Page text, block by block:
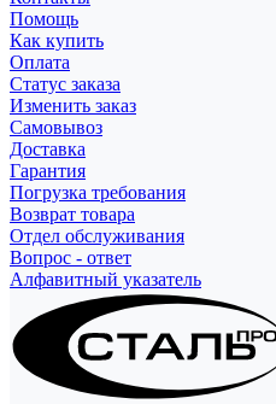
Помощь
Как купить
Оплата
Статус заказа
Изменить заказ
Самовывоз
Доставка
Гарантия
Погрузка требования
Возврат товара
Отдел обслуживания
Вопрос - ответ
Алфавитный указатель